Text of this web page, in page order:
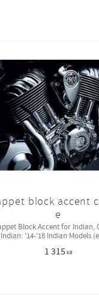
block accent
e
Block Accent for Indian,
Indian: '14-'18 Indian Models
1 315 KR